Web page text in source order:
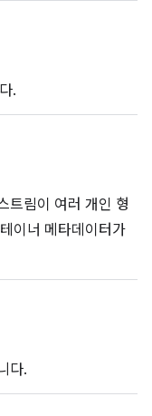
.
트림이 여러 개인 형
이너 메타데이터가
다.